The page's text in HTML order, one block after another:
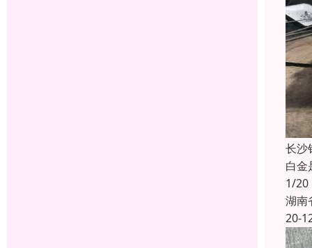
长沙
白金
1/20
湖南
20-